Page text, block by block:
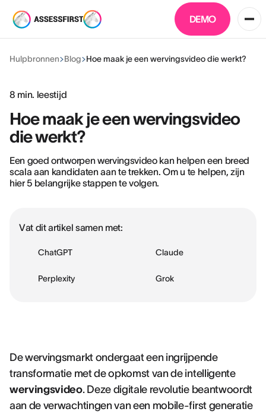
DEMO
Hulpbronnen Blog Hoe maak je een wervingsvideo die werkt?
8 min. leestijd
Hoe maak je een wervingsvideo
die werkt?
Een goed ontworpen wervingsvideo kan helpen een breed
scala aan kandidaten aan te trekken. Om u te helpen, zijn
hier 5 belangrijke stappen te volgen.
Vat dit artikel samen met:
ChatGPT Claude
Perplexity Grok
De wervingsmarkt ondergaat een ingrijpende
transformatie met de opkomst van de intelligente
wervingsvideo. Deze digitale revolutie beantwoordt
aan de verwachtingen van een mobile-first generatie